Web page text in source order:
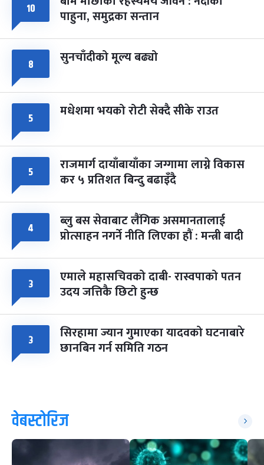
८
सोम
फागुपूर्णिमा
चैत्र ८, २०८३-Mar 22, 2027
७ महिना बाँकी
१० पाहुना, समुद्रका सन्तान
८ सुनचाँदीको मूल्य बढ्यो
५ मधेशमा भयको रोटी सेक्दै सीके राउत
५ राजमार्ग दायाँबायाँका जग्गामा लाग्ने विकास
कर ५ प्रतिशत बिन्दु बढाइँदै
४ ब्लु बस सेवाबाट लैंगिक असमानतालाई
प्रोत्साहन नगर्ने नीति लिएका हौं : मन्त्री बादी
३ एमाले महासचिवको दाबी- रास्वपाको पतन
उदय जत्तिकै छिटो हुन्छ
३ सिरहामा ज्यान गुमाएका यादवको घटनाबारे
छानबिन गर्न समिति गठन
वेबस्टोरिज